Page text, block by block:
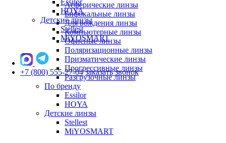
Асферические линзы
Бифокальные линзы
Для вождения линзы
Компьютерные линзы
Офисные линзы
Поляризационные линзы
Призматические линзы
Прогрессивные линзы
Разгрузочные линзы
По бренду
Essilor
HOYA
Детские линзы
Stellest
MiYOSMART
Essilor
HOYA
Детские линзы
Stellest
MiYOSMART
+7 (800) 555-27-04 заказать звонок